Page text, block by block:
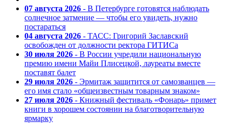
07 августа 2026 - В Петербурге готовятся наблюдать
солнечное затмение — чтобы его увидеть, нужно
постараться
04 августа 2026 - ТАСС: Григорий Заславский
освобожден от должности ректора ГИТИСа
30 июля 2026 - В России учредили национальную
премию имени Майи Плисецкой, лауреаты вместе
поставят балет
29 июля 2026 - Эрмитаж защитится от самозванцев —
его имя стало «общеизвестным товарным знаком»
27 июля 2026 - Книжный фестиваль «Фонарь» примет
книги в хорошем состоянии на благотворительную
ярмарку